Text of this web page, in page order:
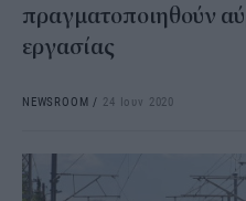
πραγματοποιηθούν
εργασίας
NEWSROOM / 24 Ιουν 2020